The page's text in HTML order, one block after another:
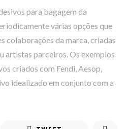
para bagagem da
várias opções que
colaborações da marca, criadas
artistas parceiros. Os exemplos
criados com Fendi, Aesop,
idealizado em conjunto com a